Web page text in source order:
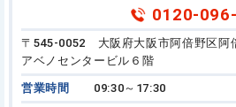
0120-
〒545-0052 大阪府大阪市阿倍野区阿
アベノセンタービル６階
営業時間 09:30～17:30